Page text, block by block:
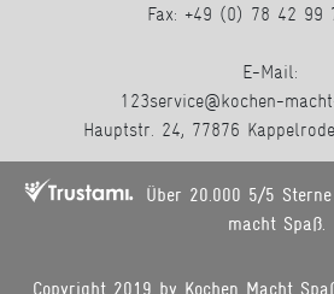
Fax: +49 (0) 78 42 99
E-Mail:
123service@kochen-
Hauptstr. 24, 77876
Über 20.000 5/5
macht Spaß.
Copyright 2019 by Kochen Macht